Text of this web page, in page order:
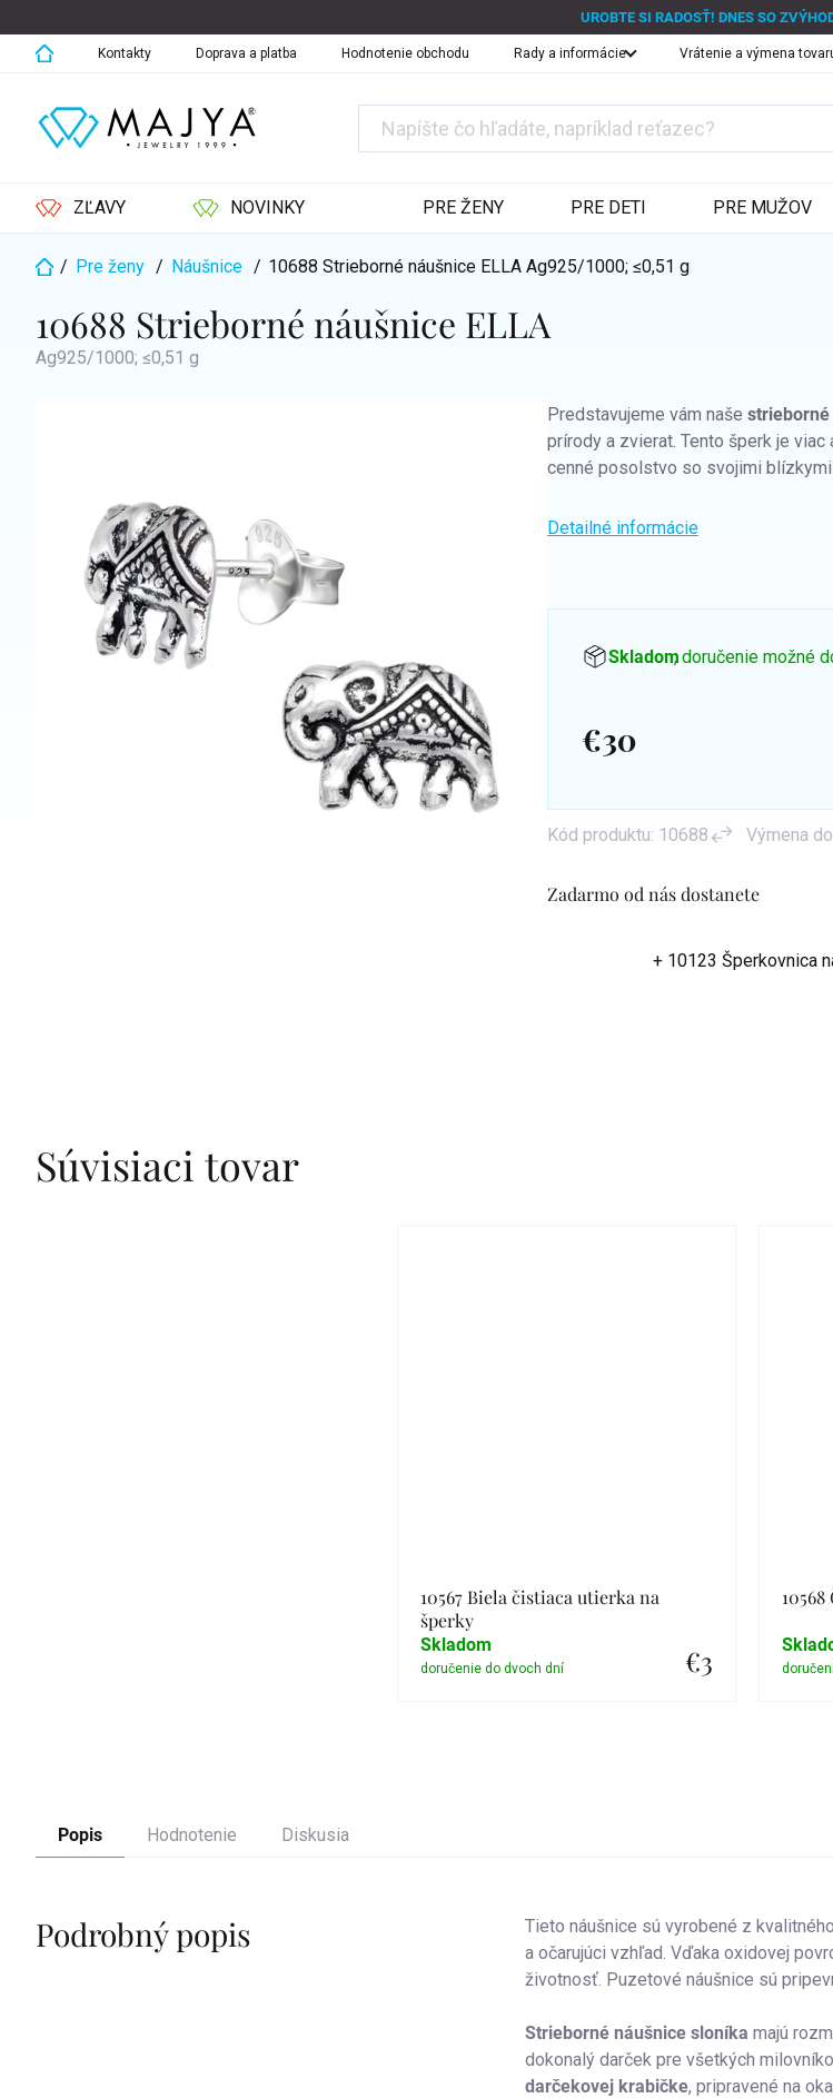
na
obsah
UROBTE SI RADOSŤ! DNES SO
Kontakty Doprava a platba Hodnotenie obchodu Rady a informácie Vrátenie a výmena
ZĽAVY NOVINKY PRE ŽENY PRE DETI PRE MUŽOV
Domov
/ Pre ženy / Náušnice / 10688 Strieborné náušnice ELLAAg925/1000; ≤0,51 g
10688 Strieborné náušnice ELLA
Ag925/1000; ≤0,51 g
Zadarmo od nás dostanete
+ 10123 Šperkovnica
Predstavujeme vám naše strieborné
prírody a zvierat. Tento šperk je
cenné posolstvo so svojimi
Detailné informácie
Skladom, doručenie možné
€30
Kód produktu: 10688 Výmena
Súvisiaci tovar
10567 Biela čistiaca utierka na
šperky
€3
Skladom
Popis Hodnotenie Diskusia
Podrobný popis
Tieto náušnice sú vyrobené z
a očarujúci vzhľad. Vďaka oxidovej
životnosť. Puzetové náušnice sú
Strieborné náušnice sloníka majú
dokonalý darček pre všetkých
darčekovej krabičke, pripravené na